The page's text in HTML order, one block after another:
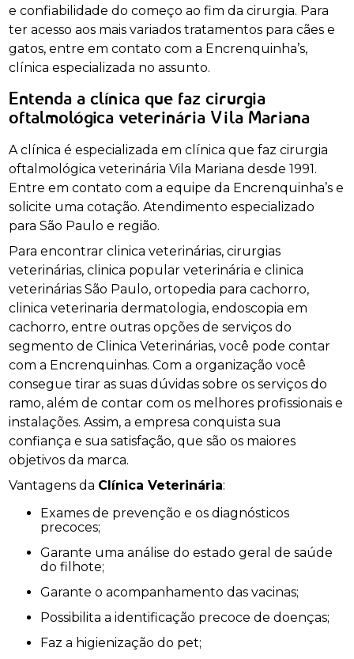
e confiabilidade do começo ao fim da cirurgia. Para
ter acesso aos mais variados tratamentos para cães e
gatos, entre em contato com a Encrenquinha’s,
clínica especializada no assunto.
Entenda a clínica que faz cirurgia
oftalmológica veterinária Vila Mariana
A clínica é especializada em clínica que faz cirurgia
oftalmológica veterinária Vila Mariana desde 1991.
Entre em contato com a equipe da Encrenquinha’s e
solicite uma cotação. Atendimento especializado
para São Paulo e região.
Para encontrar clinica veterinárias, cirurgias
veterinárias, clinica popular veterinária e clinica
veterinárias São Paulo, ortopedia para cachorro,
clinica veterinaria dermatologia, endoscopia em
cachorro, entre outras opções de serviços do
segmento de Clinica Veterinárias, você pode contar
com a Encrenquinhas. Com a organização você
consegue tirar as suas dúvidas sobre os serviços do
ramo, além de contar com os melhores profissionais e
instalações. Assim, a empresa conquista sua
confiança e sua satisfação, que são os maiores
objetivos da marca.
Vantagens da Clínica Veterinária:
Exames de prevenção e os diagnósticos
precoces;
Garante uma análise do estado geral de saúde
do filhote;
Garante o acompanhamento das vacinas;
Possibilita a identificação precoce de doenças;
Faz a higienização do pet;